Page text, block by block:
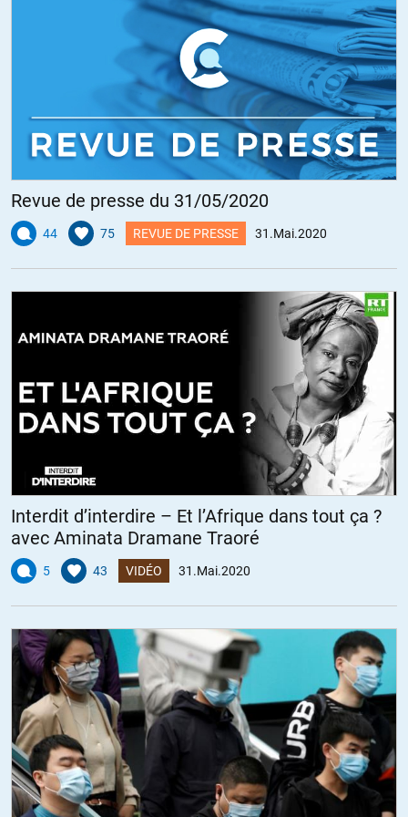
//31.05.2020 à 11h13
Troisième exemple : l’Allemagne.
La Confédération Germanique née après les guerres
napoléoniennes (et qui incluait l’Autriche, le Luxembourg, le
Liechtenstein), se construisit par une unification des poids et
mesures, une union douanière, et une union monétaire. Cette
dernière était imparfaite : il en était résulté trois systèmes
monétaires (centrés sur le taler prussien, le florin des états du
sud, et le florin autrichien), et seule la monnaie métallique (au
contraire des billets de banque) était compatible et régulée.
Politiquement les conflits étaient nombreux (entre Autriche et
Prusse, libéraux et réactionnaires, catholiques et protestants).
Il fallut une guerre civile, connue sous le nom de guerre austro-
prussienne, plus correctement appelée Deutscher Krieg dans
l’historiographie germanophone, qui opposait aussi les alliés de
l’un (Bavière, Hesse, Baden, Württemberg, Liechtenstein, etc) à
ceux de l’autre (Hambourg, Brême, Lübeck, Brunswick…) pour
aboutir à une unification. L’Autriche en fut expulsée, le
Luxembourg et le Liechtenstein se tinrent au dehors.
La guerre civile ayant laissé des traces, il fallut encore une guerre
celle-ci — pour parachever l’unification allemande — et monétaire
+10 ALERTER
Logique// 01.06.2020 à 00h00
« la guerre de Sécession et la guerre du Sonderbund. Dans les
deux cas, il s’agissait de transformer une confédération en
fédération. »
Revue de presse du 31/05/2020
44 75 REVUE DE PRESSE 31.Mai.2020
Interdit d’interdire – Et l’Afrique dans tout ça ?
avec Aminata Dramane Traoré
5 43 VIDÉO 31.Mai.2020